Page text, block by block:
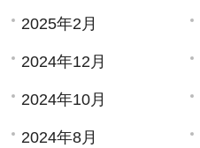
2025年2月
2024年12月
2024年10月
2024年8月